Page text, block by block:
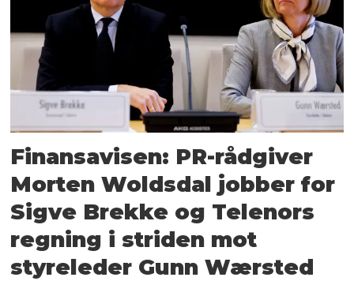
Finansavisen: PR-rådgiver
Morten Woldsdal jobber for
Sigve Brekke og Telenors
regning i striden mot
styreleder Gunn Wærsted